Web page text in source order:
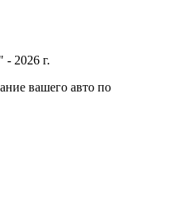
- 2026 г.
вашего авто по